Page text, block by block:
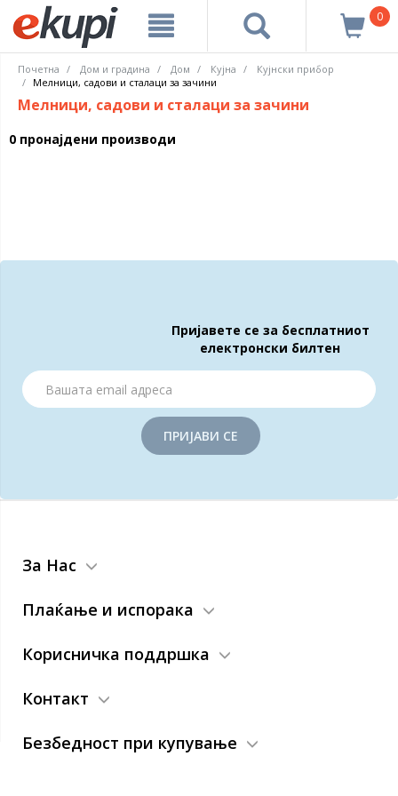
0
Почетна Дом и градина Дом Кујна
Кујнски прибор
Мелници, садови и сталаци за зачини
Мелници, садови и сталаци за зачини
0 пронајдени производи
Пријавете се за бесплатниот
електронски билтен
ПРИЈАВИ СЕ
За Нас
Плаќање и испорака
Корисничка поддршка
Контакт
Безбедност при купување